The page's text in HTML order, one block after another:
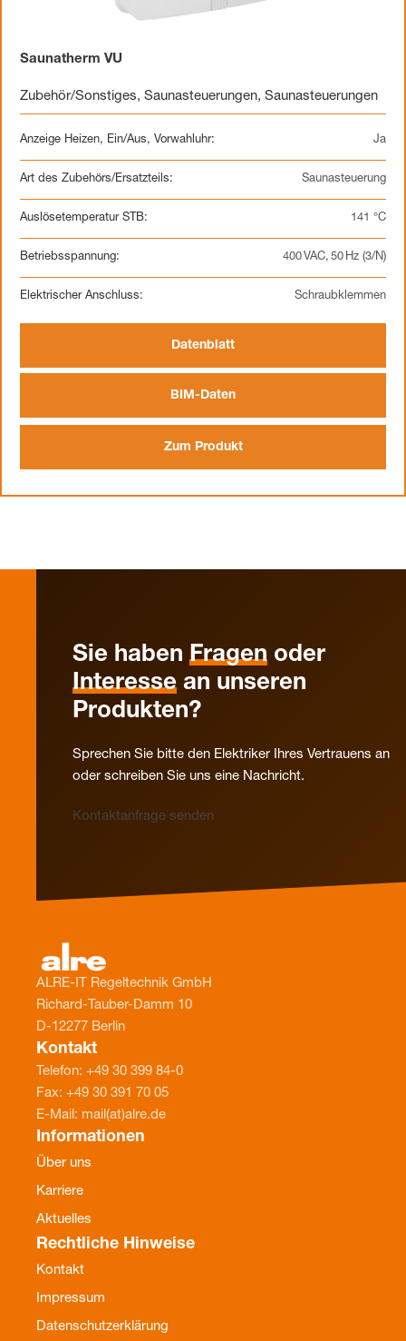
Saunatherm VU
Zubehör/Sonstiges, Saunasteuerungen, Saunasteuerungen
Anzeige Heizen, Ein/Aus, Vorwahluhr: Ja
Art des Zubehörs/Ersatzteils: Saunasteuerung
Auslösetemperatur STB: 141 °C
Betriebsspannung: 400 VAC, 50 Hz (3/N)
Elektrischer Anschluss: Schraubklemmen
Datenblatt
BIM-Daten
Zum Produkt
Sie haben Fragen oder
Interesse an unseren
Produkten?
Sprechen Sie bitte den Elektriker Ihres Vertrauens an
oder schreiben Sie uns eine Nachricht.
Kontaktanfrage senden
ALRE-IT Regeltechnik GmbH
Richard-Tauber-Damm 10
D-12277 Berlin
Kontakt
Telefon: +49 30 399 84-0
Fax: +49 30 391 70 05
E-Mail: mail(at)alre.de
Informationen
Über uns
Karriere
Aktuelles
Rechtliche Hinweise
Kontakt
Impressum
Datenschutzerklärung